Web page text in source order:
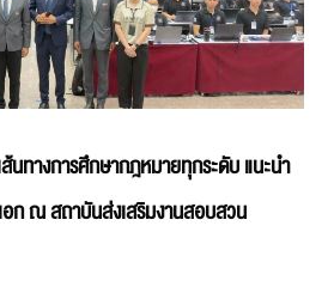
ทางการศึกษากฎหมายทุกระดับ แนะนำ
ก ณ สถาบันส่งเสริมงานสอบสวน